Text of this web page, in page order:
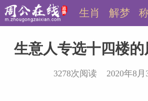
解梦
生肖
生意人专选十四楼的
3278次阅读 2020年8月